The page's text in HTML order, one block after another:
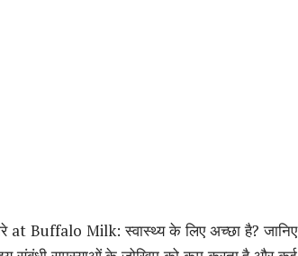
at Buffalo Milk: स्वास्थ्य के लिए अच्छा है? जानिए